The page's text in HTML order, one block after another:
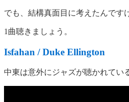
でも、結構真面目に考えたんです
1曲聴きましょう。
Isfahan / Duke Ellington
中東は意外にジャズが聴かれてい